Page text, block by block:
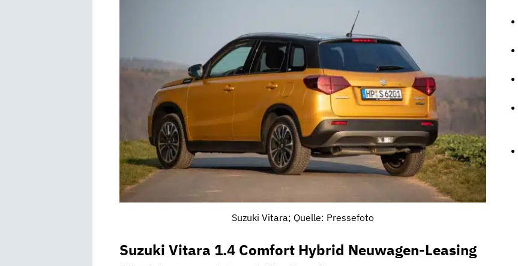
Suzuki Vitara; Quelle: Pressefoto
Suzuki Vitara 1.4 Comfort Hybrid Neuwagen-Leasing